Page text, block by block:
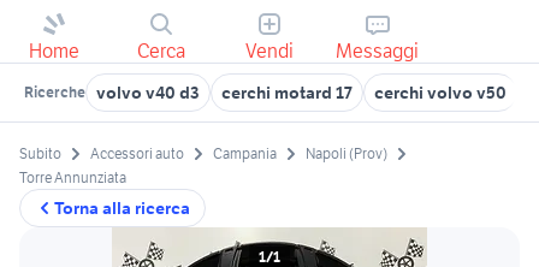
Home Cerca Vendi Messaggi
Ricerche volvo v40 d3 cerchi motard 17 cerchi volvo v50
Torna alla ricerca
Subito Accessori auto Campania
Napoli (Prov)
Torre Annunziata
1/1